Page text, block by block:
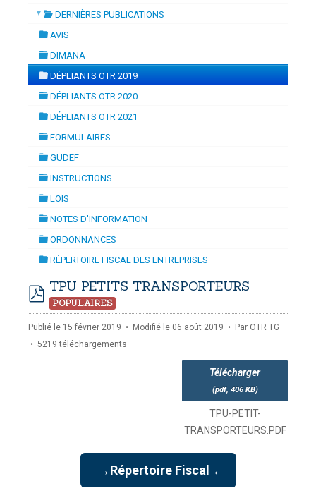
-mardi, 14 juillet 2026 10:30
▼ DERNIÈRES PUBLICATIONS
AVIS
folder
DIMANA
folder
DÉPLIANTS OTR 2019
DÉPLIANTS OTR 2020
DÉPLIANTS OTR 2021
FORMULAIRES
GUDEF
INSTRUCTIONS
LOIS
NOTES D'INFORMATION
ORDONNANCES
RÉPERTOIRE FISCAL DES ENTREPRISES
pdf
TPU PETITS TRANSPORTEURS
POPULAIRES
Publié le 15 février 2019 Modifié le 06 août 2019 Par OTR TG
5219 téléchargements
Télécharger
(pdf, 406 KB)
TPU-PETIT-
TRANSPORTEURS.PDF
→Répertoire Fiscal ←